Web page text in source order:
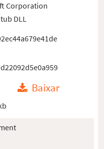
Corporation
DLL
Baixar